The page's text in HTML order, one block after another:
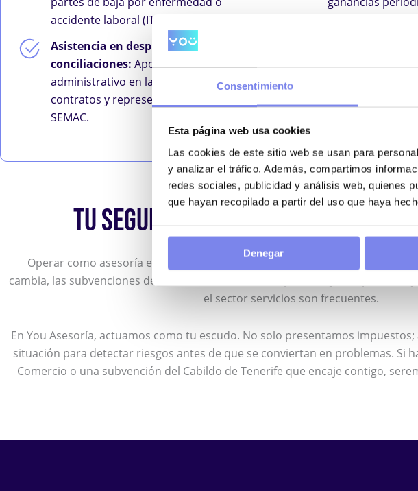
Consentimiento
Esta página web usa cookies
Las cookies de este sitio web se usan para
y analizar el tráfico. Además, compartimos
redes sociales, publicidad y análisis web, quienes
que hayan recopilado a partir del uso que haya
Denegar
accidente laboral (IT).
Asistencia en despidos y
conciliaciones: Apoyo jurídico y
administrativo en la extinción de
contratos y representación en el
SEMAC.
anuales:
presentación
TU SEGURIDAD JURÍDICA ES NUESTRA
Operar como asesoría en Tenerife conlleva una responsabilidad inmensa.
cambia, las subvenciones del Gobierno de Canarias aparecen y desaparecen, y
el sector servicios son frecuentes.
En You Asesoría, actuamos como tu escudo. No solo presentamos
situación para detectar riesgos antes de que se conviertan en problemas. Si
Comercio o una subvención del Cabildo de Tenerife que encaje contigo,